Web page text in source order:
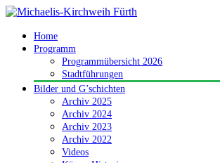
Home
Programm
Programmübersicht 2026
Stadtführungen
Bilder und G’schichten
Archiv 2025
Archiv 2024
Archiv 2023
Archiv 2022
Videos